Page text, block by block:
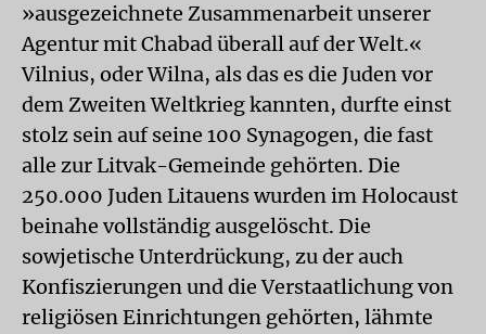
»ausgezeichnete Zusammenarbeit unserer
Agentur mit Chabad überall auf der Welt.«
Vilnius, oder Wilna, als das es die Juden vor
dem Zweiten Weltkrieg kannten, durfte einst
stolz sein auf seine 100 Synagogen, die fast
alle zur Litvak-Gemeinde gehörten. Die
250.000 Juden Litauens wurden im Holocaust
beinahe vollständig ausgelöscht. Die
sowjetische Unterdrückung, zu der auch
Konfiszierungen und die Verstaatlichung von
religiösen Einrichtungen gehörten, lähmte